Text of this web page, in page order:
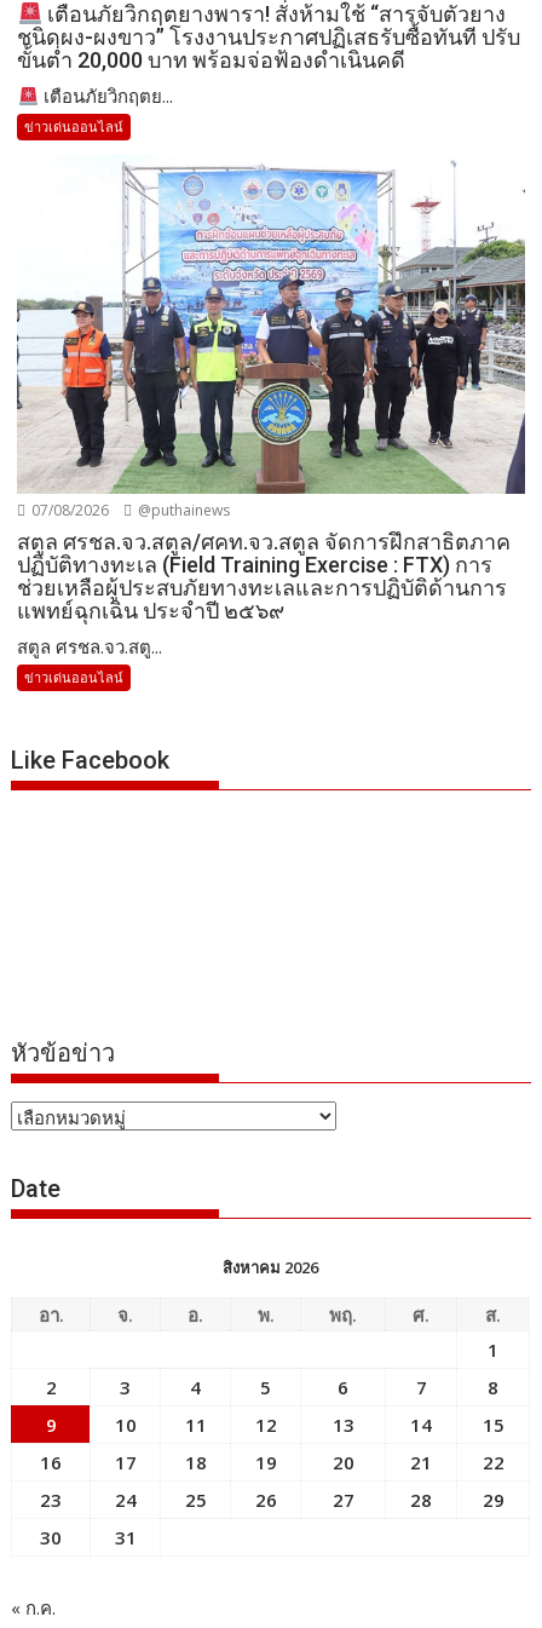
เตือนภัยวิกฤตยางพารา! สั่งห้ามใช้ “สารจับตัวยาง
ชนิดผง-ผงขาว” โรงงานประกาศปฏิเสธรับซื้อทันที ปรับ
ขั้นต่ำ 20,000 บาท พร้อมจ่อฟ้องดำเนินคดี
เตือนภัยวิกฤตย...
ข่าวเด่นออนไลน์
07/08/2026 @puthainews
สตูล ศรชล.จว.สตูล/ศคท.จว.สตูล จัดการฝึกสาธิตภาค
ปฏิบัติทางทะเล (Field Training Exercise : FTX) การ
ช่วยเหลือผู้ประสบภัยทางทะเลและการปฏิบัติด้านการ
แพทย์ฉุกเฉิน ประจำปี ๒๕๖๙
สตูล ศรชล.จว.สตู...
ข่าวเด่นออนไลน์
Like Facebook
หัวข้อข่าว
หัวข้อ
Date
สิงหาคม 2026
อา. จ. อ. พ. พฤ. ศ.
ส.
1
2
3 4 5 6 7
8
9
10 11 12 13 14
15
16
17 18 19 20 21
22
23
24 25 26 27 28
29
30
31
« ก.ค.